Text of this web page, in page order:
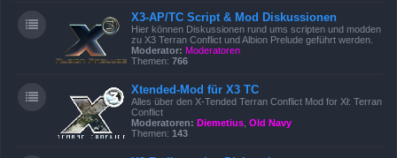
X3-AP/TC Script & Mod Diskussionen
Hier können Diskussionen rund ums scripten und modden
zu X3 Terran Conflict und Albion Prelude geführt werden.
Moderator: Moderatoren
Themen: 766
Xtended-Mod für X3 TC
Alles über den X-Tended Terran Conflict Mod for Xł: Terran
Conflict
Moderatoren: Diemetius Old Navy
Themen: 143